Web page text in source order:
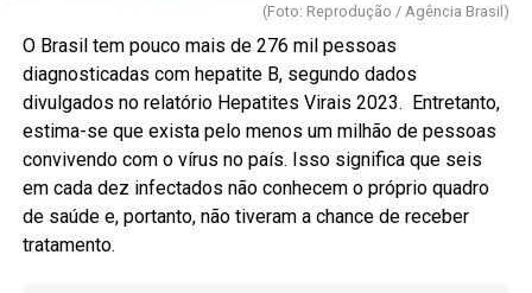
(Foto: Reprodução / Agência Brasil)
O Brasil tem pouco mais de 276 mil pessoas
diagnosticadas com hepatite B, segundo dados
divulgados no relatório Hepatites Virais 2023. Entretanto,
estima-se que exista pelo menos um milhão de pessoas
convivendo com o vírus no país. Isso significa que seis
em cada dez infectados não conhecem o próprio quadro
de saúde e, portanto, não tiveram a chance de receber
tratamento.